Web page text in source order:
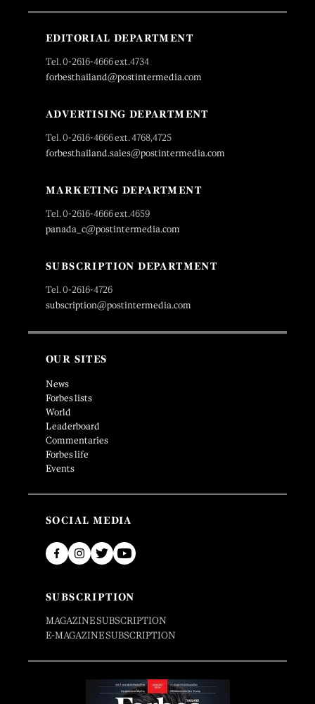
EDITORIAL DEPARTMENT
Tel. 0-2616-4666 ext.4734
forbesthailand@postintermedia.com
ADVERTISING DEPARTMENT
Tel. 0-2616-4666 ext. 4768,4725
forbesthailand.sales@postintermedia.com
MARKETING DEPARTMENT
Tel. 0-2616-4666 ext.4659
panada_c@postintermedia.com
SUBSCRIPTION DEPARTMENT
Tel. 0-2616-4726
subscription@postintermedia.com
OUR SITES
News
Forbes lists
World
Leaderboard
Commentaries
Forbes life
Events
SOCIAL MEDIA
SUBSCRIPTION
MAGAZINE SUBSCRIPTION
E-MAGAZINE SUBSCRIPTION